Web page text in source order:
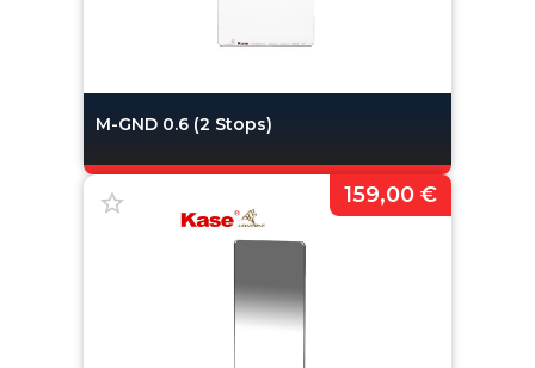
M-GND 0.6 (2 Stops)
159,00 €